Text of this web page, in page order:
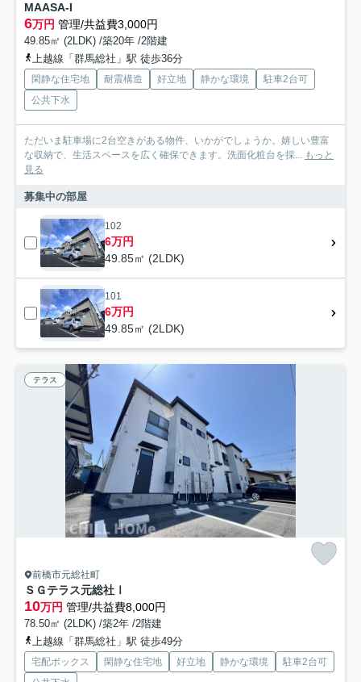
MAASA-I
6万円 管理/共益費3,000円
49.85㎡ (2LDK) /築20年 /2階建
上越線「群馬総社」駅 徒歩36分
閑静な住宅地 耐震構造 好立地 静かな環境
駐車2台可
公共下水
ただいま駐車場に2台空きがある物件、いかがでしょうか。嬉しい豊富
な収納で、生活スペースを広く確保できます。洗面化粧台を採... もっと
見る
募集中の部屋
102
6万円
49.85㎡ (2LDK)
101
6万円
49.85㎡ (2LDK)
テラス
前橋市元総社町
ＳＧテラス元総社Ⅰ
10万円 管理/共益費8,000円
78.50㎡ (2LDK) /築2年 /2階建
上越線「群馬総社」駅 徒歩49分
宅配ボックス 閑静な住宅地 好立地 静かな環境
駐車2台可